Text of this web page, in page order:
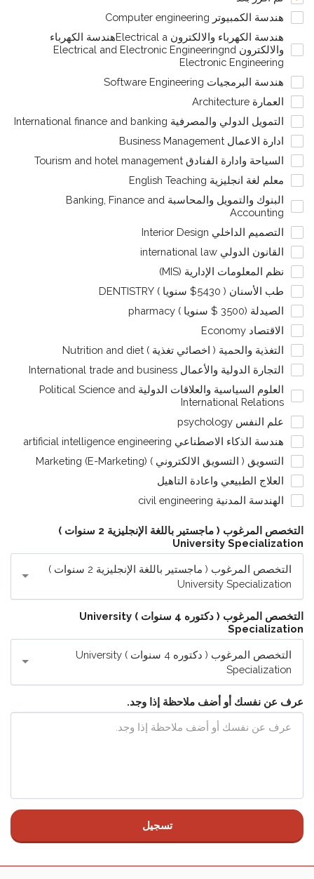
هندسة الكمبيوتر Computer engineering
هندسة الكهرباء والالكترون Electrical aهندسة الكهرباء
والالكترون Electrical and Electronic Engineeringnd
Electronic Engineering
هندسة البرمجيات Software Engineering
العمارة Architecture
التمويل الدولي والمصرفية International finance and banking
ادارة الاعمال Business Management
السياحة وادارة الفنادق Tourism and hotel management
معلم لغة انجليزية English Teaching
البنوك والتمويل والمحاسبة Banking, Finance and
Accounting
التصميم الداخلي Interior Design
القانون الدولي international law
نظم المعلومات الإدارية (MIS)
طب الأسنان ( 5430$ سنويا ) DENTISTRY
الصيدلة (3500 $ سنويا ) pharmacy
الاقتصاد Economy
التغذية والحمية ( اخصائي تغذية ) Nutrition and diet
التجارة الدولية والأعمال International trade and business
العلوم السياسية والعلاقات الدولية Political Science and
International Relations
علم النفس psychology
هندسة الذكاء الاصطناعي artificial intelligence engineering
التسويق ( التسويق الالكتروني ) Marketing (E-Marketing)
العلاج الطبيعي واعادة التاهيل
الهندسة المدنية civil engineering
التخصص المرغوب ( ماجستير باللغة الإنجليزية 2 سنوات )
University Specialization
التخصص المرغوب ( ماجستير باللغة الإنجليزية 2 سنوات )
University Specialization
التخصص المرغوب ( دكتوره 4 سنوات ) University
Specialization
التخصص المرغوب ( دكتوره 4 سنوات ) University
Specialization
عرف عن نفسك أو أضف ملاحظة إذا وجد.
تسجيل